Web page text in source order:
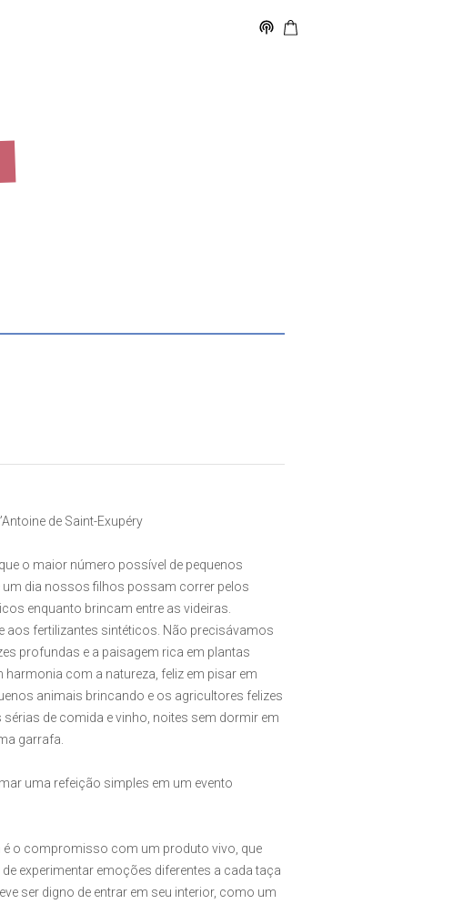
de Saint-Exupéry
o maior número possível de pequenos
um dia nossos filhos possam correr pelos
enquanto brincam entre as videiras.
aos fertilizantes sintéticos. Não precisávamos
profundas e a paisagem rica em plantas
com a natureza, feliz em pisar em
animais brincando e os agricultores felizes
de comida e vinho, noites sem dormir em
garrafa.
uma refeição simples em um evento
é o compromisso com um produto vivo, que
experimentar emoções diferentes a cada taça
ser digno de entrar em seu interior, como um